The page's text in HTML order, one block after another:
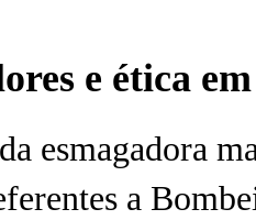
e ética
esmagadora
a